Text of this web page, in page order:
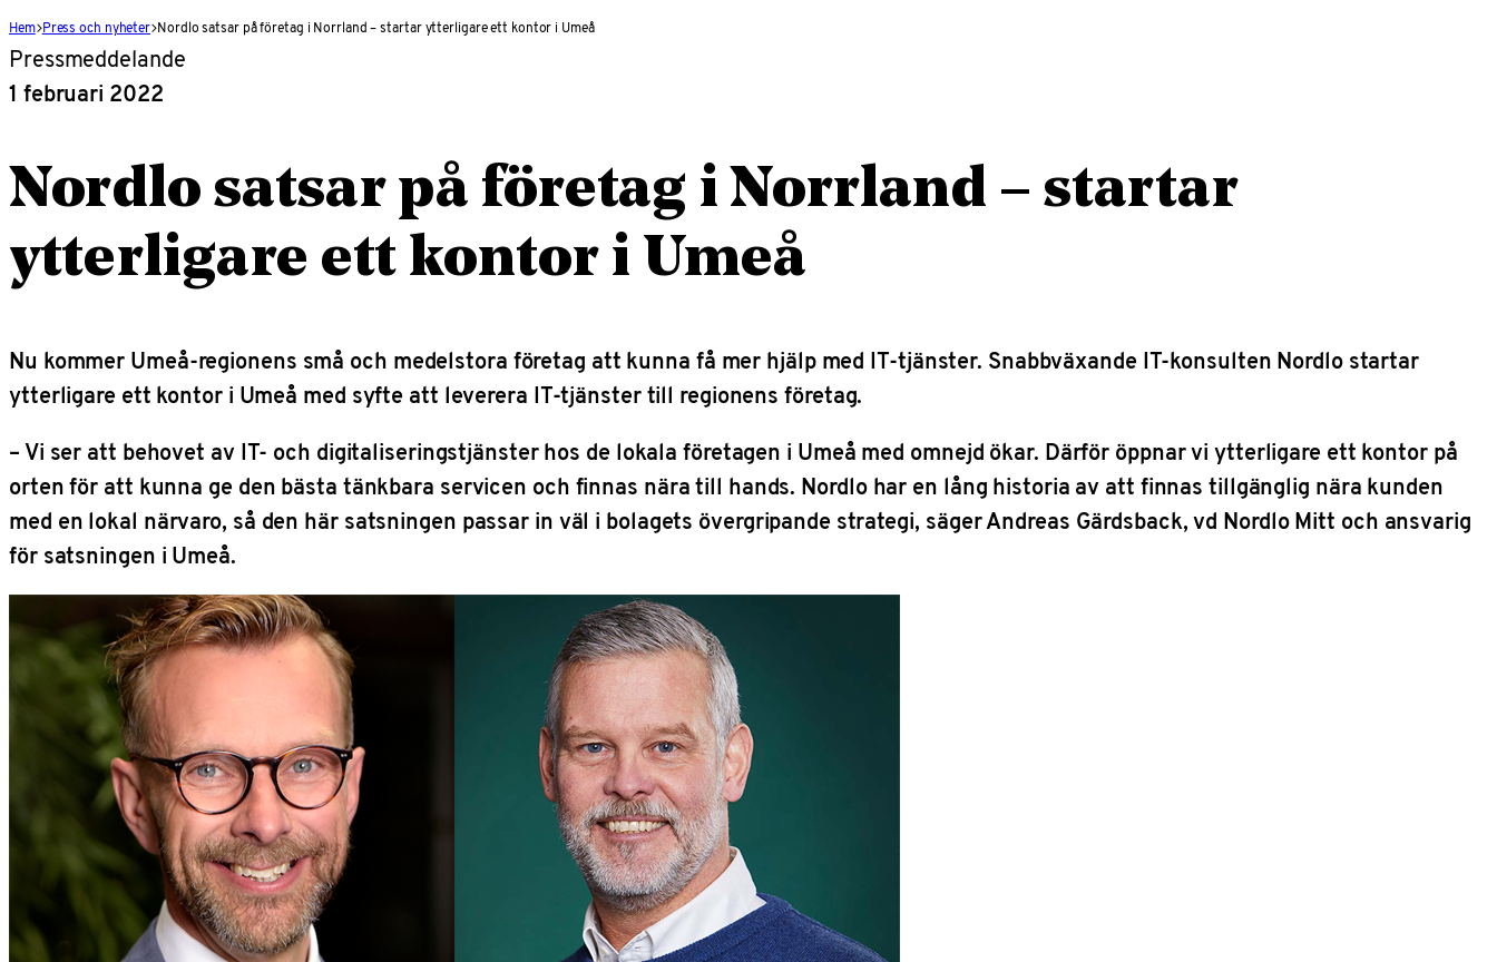
Hem Press och nyheter Nordlo satsar på företag i Norrland – startar ytterligare ett kontor i Umeå
Pressmeddelande
1 februari 2022
Nordlo satsar på företag i Norrland – startar
ytterligare ett kontor i Umeå
Nu kommer Umeå-regionens små och medelstora företag att kunna få mer hjälp med IT-tjänster. Snabbväxande IT-konsulten Nordlo startar
ytterligare ett kontor i Umeå med syfte att leverera IT-tjänster till regionens företag.
– Vi ser att behovet av IT- och digitaliseringstjänster hos de lokala företagen i Umeå med omnejd ökar. Därför öppnar vi ytterligare ett kontor på
orten för att kunna ge den bästa tänkbara servicen och finnas nära till hands. Nordlo har en lång historia av att finnas tillgänglig nära kunden
med en lokal närvaro, så den här satsningen passar in väl i bolagets övergripande strategi, säger Andreas Gärdsback, vd Nordlo Mitt och ansvarig
för satsningen i Umeå.